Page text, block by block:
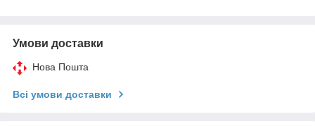
Умови доставки
Нова Пошта
Всі умови доставки